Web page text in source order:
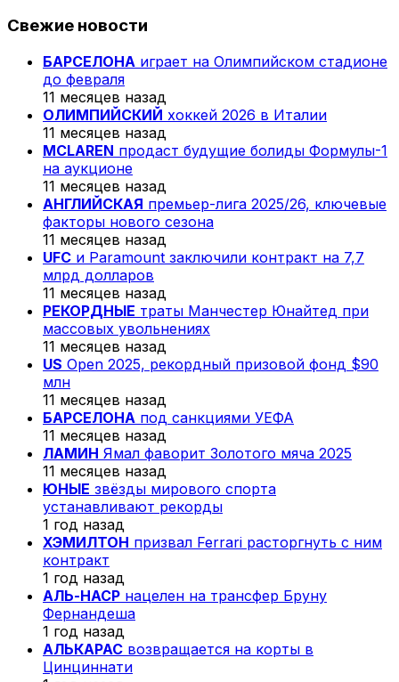
Свежие новости
БАРСЕЛОНА играет на Олимпийском стадионе
до февраля
11 месяцев назад
ОЛИМПИЙСКИЙ хоккей 2026 в Италии
11 месяцев назад
MCLAREN продаст будущие болиды Формулы-1
на аукционе
11 месяцев назад
АНГЛИЙСКАЯ премьер-лига 2025/26, ключевые
факторы нового сезона
11 месяцев назад
UFC и Paramount заключили контракт на 7,7
млрд долларов
11 месяцев назад
РЕКОРДНЫЕ траты Манчестер Юнайтед при
массовых увольнениях
11 месяцев назад
US Open 2025, рекордный призовой фонд $90
млн
11 месяцев назад
БАРСЕЛОНА под санкциями УЕФА
11 месяцев назад
ЛАМИН Ямал фаворит Золотого мяча 2025
11 месяцев назад
ЮНЫЕ звёзды мирового спорта
устанавливают рекорды
1 год назад
ХЭМИЛТОН призвал Ferrari расторгнуть с ним
контракт
1 год назад
АЛЬ-НАСР нацелен на трансфер Бруну
Фернандеша
1 год назад
АЛЬКАРАС возвращается на корты в
Цинциннати